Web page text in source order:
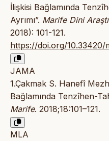
İlişkisi Bağlamında
Ayrımı”. Marife Dini
2018): 101-121.
https://doi.org/10.33420/
JAMA
1.Çakmak S. Hanefî
Bağlamında Tenzîhen-
Marife. 2018;18:101–121.
MLA